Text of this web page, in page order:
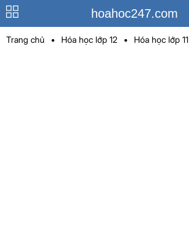
hoahoc247.com
Trang chủ • Hóa học lớp 12 • Hóa học lớp 11